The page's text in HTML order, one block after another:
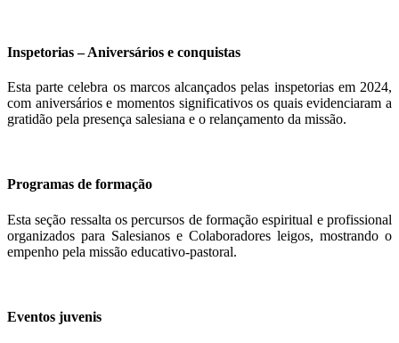
Inspetorias – Aniversários e conquistas
Esta parte celebra os marcos alcançados pelas inspetorias em 2024,
com aniversários e momentos significativos os quais evidenciaram a
gratidão pela presença salesiana e o relançamento da missão.
Programas de formação
Esta seção ressalta os percursos de formação espiritual e profissional
organizados para Salesianos e Colaboradores leigos, mostrando o
empenho pela missão educativo-pastoral.
Eventos juvenis